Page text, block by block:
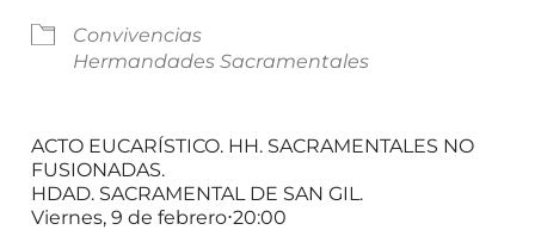
Convivencias
Hermandades Sacramentales
ACTO EUCARÍSTICO. HH. SACRAMENTALES NO
FUSIONADAS.
HDAD. SACRAMENTAL DE SAN GIL.
Viernes, 9 de febrero⋅20:00